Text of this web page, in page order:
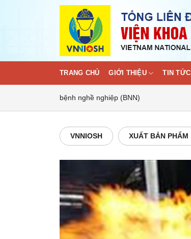
TRANG CHỦ GIỚI THIỆU TIN TỨC
bệnh nghề nghiệp (BNN)
VNNIOSH XUẤT BẢN PHẨM